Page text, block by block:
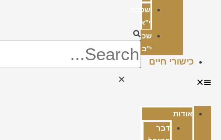
שכבת
י”א
שכבה
י”ב
כישורי חיים
אודות
דבר